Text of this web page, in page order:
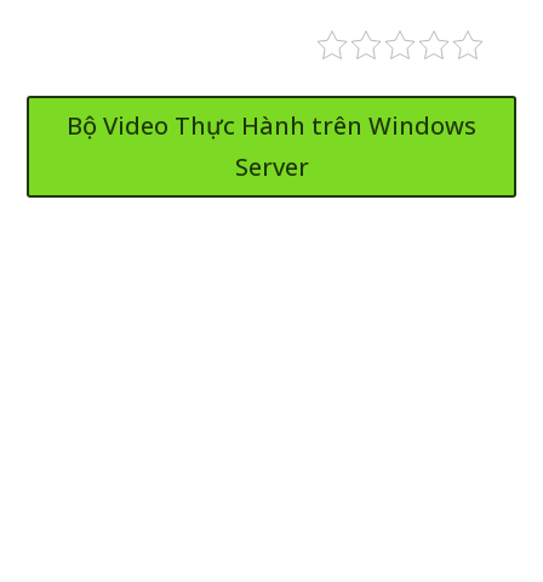
Bộ Video Thực Hành trên Windows
Server